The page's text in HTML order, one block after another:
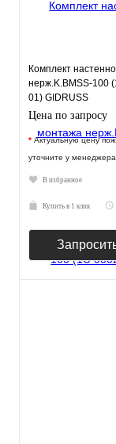
Комплект
нерж.K.BMSS-100
01) GIDRUSS
Цена по запросу
* Актуальную цену
уточните у менеджера
В избранное
Купить в 1 клик